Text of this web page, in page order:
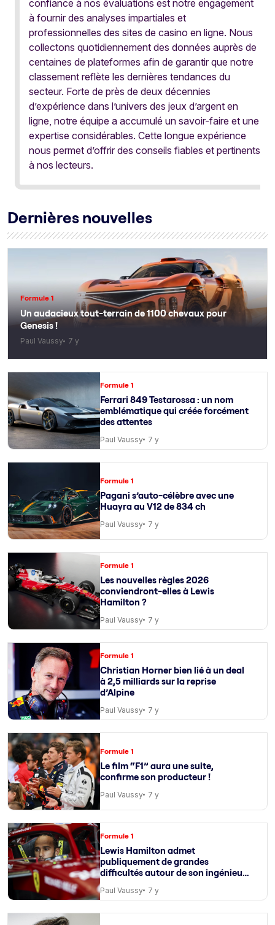
confiance à nos évaluations est notre engagement
à fournir des analyses impartiales et
professionnelles des sites de casino en ligne. Nous
collectons quotidiennement des données auprès de
centaines de plateformes afin de garantir que notre
classement reflète les dernières tendances du
secteur. Forte de près de deux décennies
d’expérience dans l’univers des jeux d’argent en
ligne, notre équipe a accumulé un savoir-faire et une
expertise considérables. Cette longue expérience
nous permet d’offrir des conseils fiables et pertinents
à nos lecteurs.
Dernières nouvelles
Formule 1
Un audacieux tout-terrain de 1100 chevaux pour
Genesis !
Paul Vaussy 7 y
Formule 1
Ferrari 849 Testarossa : un nom
emblématique qui créée forcément
des attentes
Paul Vaussy 7 y
Formule 1
Pagani s’auto-célèbre avec une
Huayra au V12 de 834 ch
Paul Vaussy 7 y
Formule 1
Les nouvelles règles 2026
conviendront-elles à Lewis
Hamilton ?
Paul Vaussy 7 y
Formule 1
Christian Horner bien lié à un deal
à 2,5 milliards sur la reprise
d’Alpine
Paul Vaussy 7 y
Formule 1
Le film “F1” aura une suite,
confirme son producteur !
Paul Vaussy 7 y
Formule 1
Lewis Hamilton admet
publiquement de grandes
difficultés autour de son ingénieur
Paul Vaussy 7 y